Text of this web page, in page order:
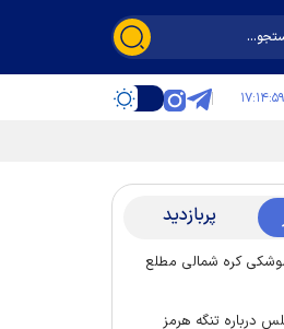
۱۷:۱۵:۰۰
پربازدید
موشکی کره شمالی مطلع
درباره تنگه هرمز